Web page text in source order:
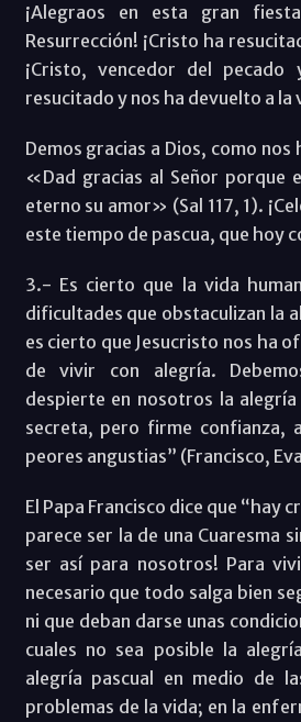
¡Alegraos en esta gran
Resurrección! ¡Cristo ha
¡Cristo, vencedor del
resucitado y nos ha devuelto a la
Demos gracias a Dios, como nos
«Dad gracias al Señor porque
eterno su amor» (Sal 117, 1).
este tiempo de pascua, que hoy
3.- Es cierto que la vida
dificultades que obstaculizan la
es cierto que Jesucristo nos ha
de vivir con alegría.
despierte en nosotros la
secreta, pero firme confianza,
peores angustias” (Francisco,
El Papa Francisco dice que “hay
parece ser la de una Cuaresma
ser así para nosotros! Para
necesario que todo salga bien
ni que deban darse unas
cuales no sea posible la
alegría pascual en medio de
problemas de la vida; en la